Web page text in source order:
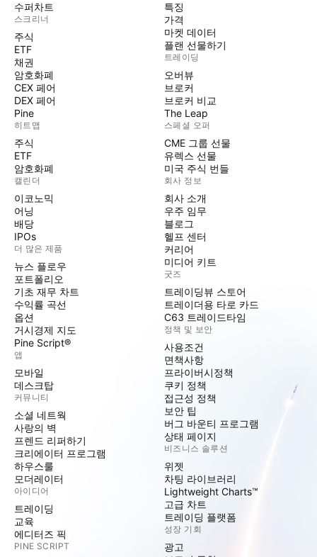
수퍼차트
스크리너
주식
ETF
채권
암호화폐
CEX 페어
DEX 페어
Pine
히트맵
주식
ETF
암호화폐
캘린더
이코노믹
어닝
배당
IPOs
더 많은 제품
뉴스 플로우
포트폴리오
기초 재무 차트
수익률 곡선
옵션
거시경제 지도
Pine Script®
앱
모바일
데스크탑
커뮤니티
소셜 네트웍
사랑의 벽
프렌드 리퍼하기
크리에이터 프로그램
하우스룰
모더레이터
아이디어
트레이딩
교육
에디터즈 픽
PINE SCRIPT
특징
가격
마켓 데이터
플랜 선물하기
트레이딩
오버뷰
브로커
브로커 비교
The Leap
스페셜 오퍼
CME 그룹 선물
유렉스 선물
미국 주식 번들
회사 정보
회사 소개
우주 임무
블로그
헬프 센터
커리어
미디어 키트
굿즈
트레이딩뷰 스토어
트레이더용 타로 카드
C63 트레이드타임
정책 및 보안
사용조건
면책사항
프라이버시정책
쿠키 정책
접근성 정책
보안 팁
버그 바운티 프로그램
상태 페이지
비즈니스 솔루션
위젯
차팅 라이브러리
Lightweight Charts™
고급 차트
트레이딩 플랫폼
성장 기회
광고